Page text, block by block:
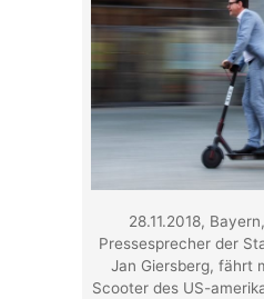
28.11.2018,
Pressesprecher der
Jan Giersberg, fährt
Scooter des US-